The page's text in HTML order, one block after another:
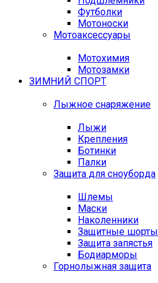
Футболки
Мотоноски
Мотоаксессуары
Мотохимия
Мотозамки
ЗИМНИЙ СПОРТ
Лыжное снаряжение
Лыжи
Крепления
Ботинки
Палки
Защита для сноуборда
Шлемы
Маски
Наколенники
Защитные шорты
Защита запястья
Бодиарморы
Горнолыжная защита